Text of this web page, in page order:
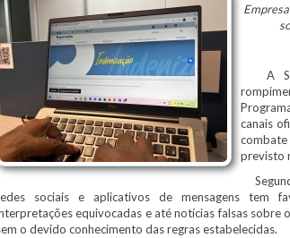
A
canais
previsto
sociais e aplicativos de mensagens tem
equivocadas e até notícias falsas sobre
o devido conhecimento das regras estabelecidas.